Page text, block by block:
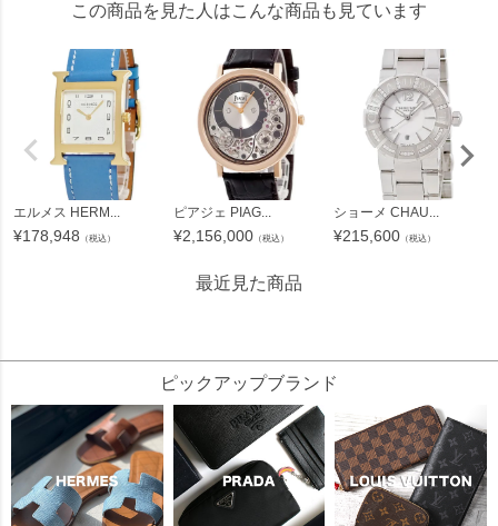
この商品を見た人はこんな商品も見ています
エルメス HERM...
¥178,948 （税込）
ピアジェ PIAG...
¥2,156,000 （税込）
ショーメ CHAU...
¥215,600 （税込）
最近見た商品
ピックアップブランド